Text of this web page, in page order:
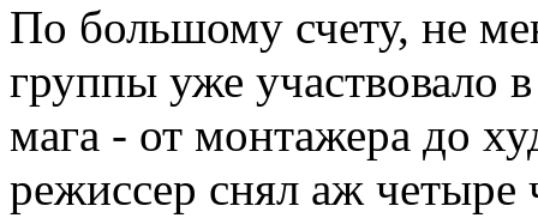
По большому счету, не
группы уже участвовало
мага - от монтажера до
режиссер снял аж четыре